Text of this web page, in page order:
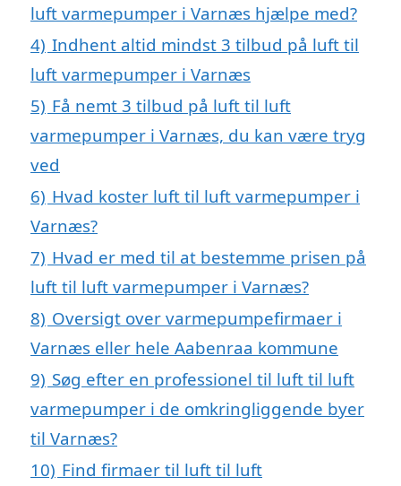
luft varmepumper i Varnæs hjælpe med?
4) Indhent altid mindst 3 tilbud på luft til
luft varmepumper i Varnæs
5) Få nemt 3 tilbud på luft til luft
varmepumper i Varnæs, du kan være tryg
ved
6) Hvad koster luft til luft varmepumper i
Varnæs?
7) Hvad er med til at bestemme prisen på
luft til luft varmepumper i Varnæs?
8) Oversigt over varmepumpefirmaer i
Varnæs eller hele Aabenraa kommune
9) Søg efter en professionel til luft til luft
varmepumper i de omkringliggende byer
til Varnæs?
10) Find firmaer til luft til luft